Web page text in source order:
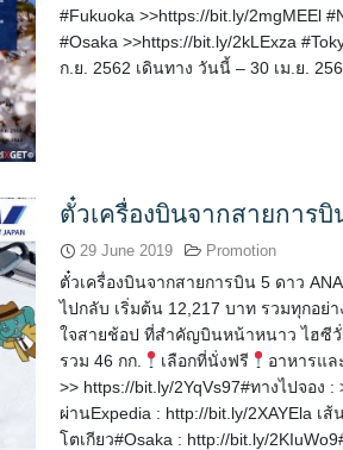
#Fukuoka >>https://bit.ly/2mgMEEl
#Osaka >>https://bit.ly/2kLExza
ก.ย. 2562 เดินทาง วันนี้ – 30 เม.ย.
ตั๋วเครื่องบินจากสายการ
29 June 2019 Promotion
ตั๋วเครื่องบินจากสายการบิน 5 ดาว
ไปกลับ เริ่มต้น 12,217 บาท รวมทุกอย่
ใจสายช้อป ที่สำคัญบินหน้าหนาว ไฮซี
รวม 46 กก.
เลือกที่นั่งฟรี อาหารแล
>> https://bit.ly/2YqVs97#ทางไปจอง :
ผ่านExpedia : http://bit.ly/2XAYEla เส้
โตเกียว#Osaka : http://bit.ly/